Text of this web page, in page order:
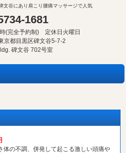
文谷にあり肩こり腰痛マッサージで人気
1681
(完全予約制) 定休日火曜日
京都目黒区碑文谷5-7-2
碑文谷 702号室
体の不調、併発して起こる激しい頭痛や